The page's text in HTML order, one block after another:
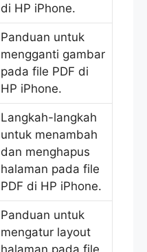
di HP iPhone.
Panduan untuk
mengganti gambar
pada file PDF di
HP iPhone.
Langkah-langkah
untuk menambah
dan menghapus
halaman pada file
PDF di HP iPhone.
Panduan untuk
mengatur layout
halaman pada file